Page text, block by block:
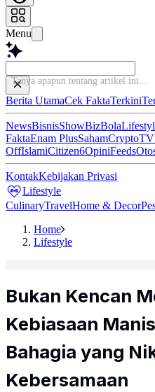
Menu
Tanya apapun te
Berita UtamaCek FaktaTerkini
NewsBisnisShowBizBola
FaktaEnam PlusSahamCryptoTV
OffIslamiCitizen6OpiniFeeds
KontakKebijakan Privasi
Lifestyle
CulinaryTravelHome & Decor
Home
Lifestyle
Bukan Kencan
Kebiasaan
Bahagia yang
Kebersamaan